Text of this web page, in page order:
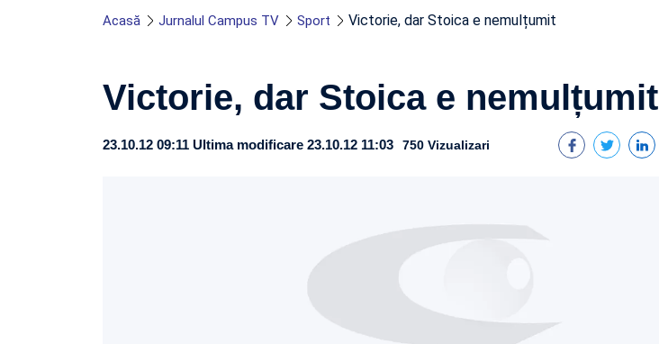
Acasă Jurnalul Campus TV Sport Victorie, dar Stoica e nemulțumit
Victorie, dar Stoica e nemulțumit
23.10.12 09:11 Ultima modificare 23.10.12 11:03 750 Vizualizari